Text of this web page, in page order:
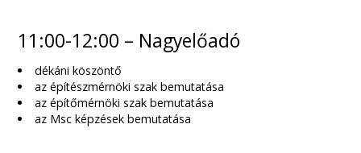
11:00-12:00 – Nagyelőadó
dékáni köszöntő
az építészmérnöki szak bemutatása
az építőmérnöki szak bemutatása
az Msc képzések bemutatása